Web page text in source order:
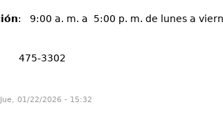
: 9:00 a. m. a 5:00 p. m. de lunes a
3302
01/22/2026 - 15:32